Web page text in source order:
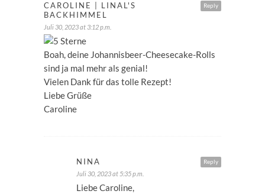
Reply
CAROLINE | LINAL'S
BACKHIMMEL
Juli 30, 2023 at 3:12 p.m.
Boah, deine Johannisbeer-Cheesecake-Rolls
sind ja mal mehr als genial!
Vielen Dank für das tolle Rezept!
Liebe Grüße
Caroline
Reply
NINA
Juli 30, 2023 at 5:35 p.m.
Liebe Caroline,